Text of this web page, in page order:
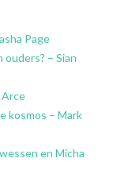
Page
– Sian
Arce
kosmos – Mark
en Micha